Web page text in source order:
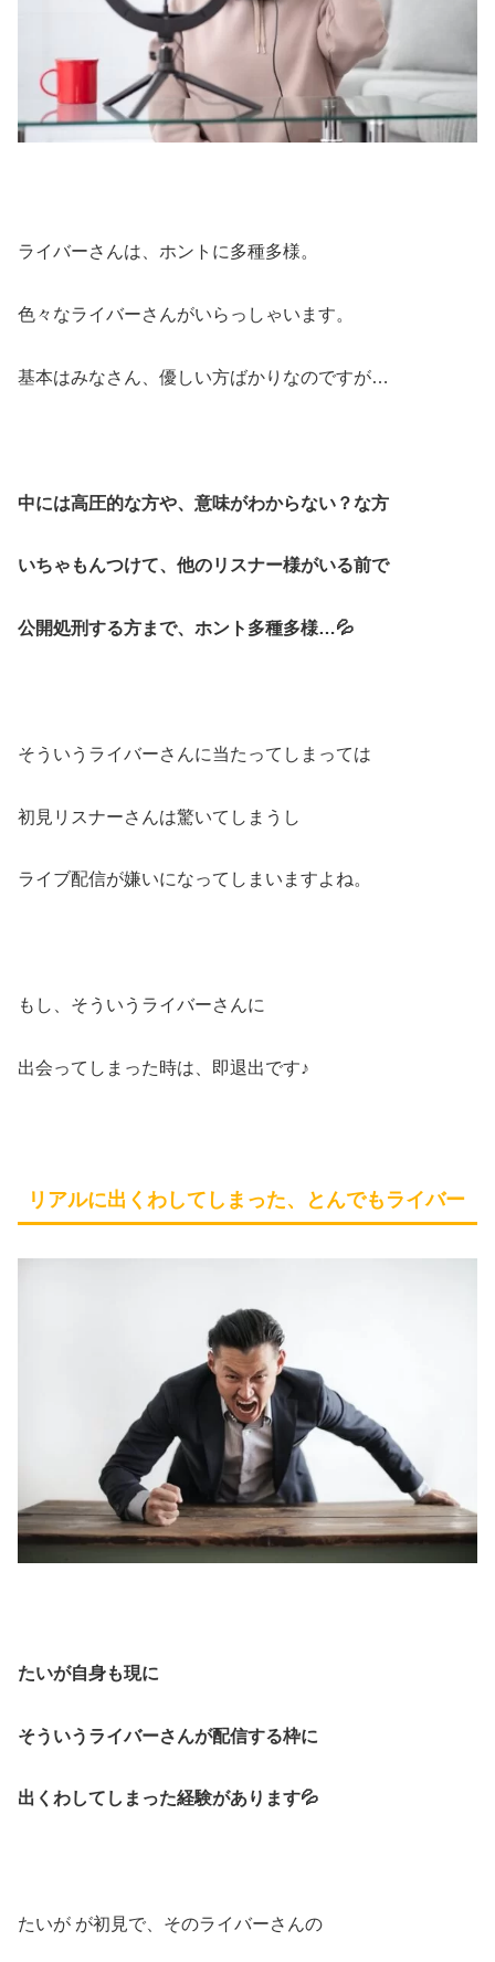
ライバーさんは、ホントに多種多様。
色々なライバーさんがいらっしゃいます。
基本はみなさん、優しい方ばかりなのですが…
中には高圧的な方や、意味がわからない？な方
いちゃもんつけて、他のリスナー様がいる前で
公開処刑する方まで、ホント多種多様…💦
そういうライバーさんに当たってしまっては
初見リスナーさんは驚いてしまうし
ライブ配信が嫌いになってしまいますよね。
もし、そういうライバーさんに
出会ってしまった時は、即退出です♪
リアルに出くわしてしまった、とんでもライバー
たいが自身も現に
そういうライバーさんが配信する枠に
出くわしてしまった経験があります💦
たいが が初見で、そのライバーさんの